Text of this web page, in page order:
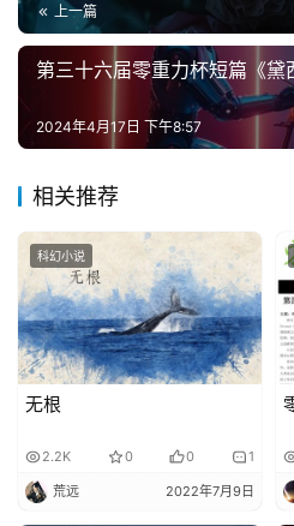
上一篇
第三十六届零重力杯短篇《黛
2024年4月17日 下午8:57
相关推荐
科幻小说
无根
2.2K 0 0 1
荒远 2022年7月9日